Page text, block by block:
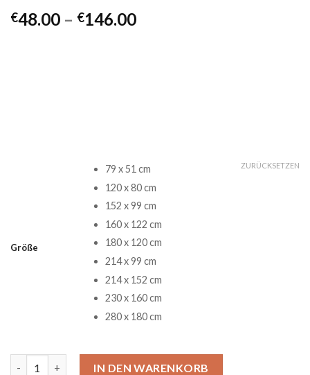
€48.00 – €146.00Preisspanne:
Größe
79 x 51 cm
120 x 80 cm
152 x 99 cm
160 x 122 cm
180 x 120 cm
214 x 99 cm
214 x 152 cm
230 x 160 cm
280 x 180 cm
ZURÜCKSETZEN
IN DEN WARENKORB